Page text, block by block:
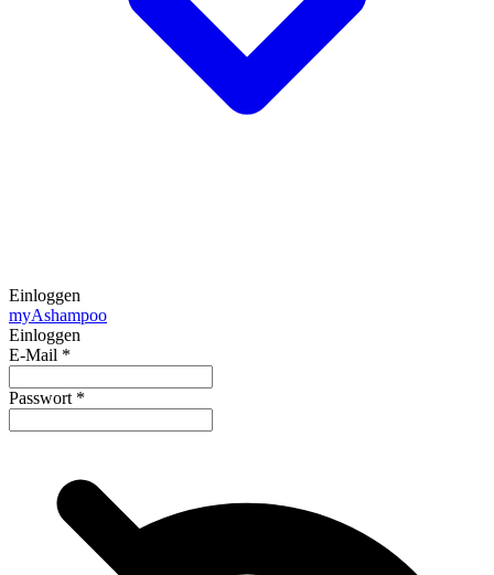
Einloggen
myAshampoo
Einloggen
E-Mail *
Passwort *